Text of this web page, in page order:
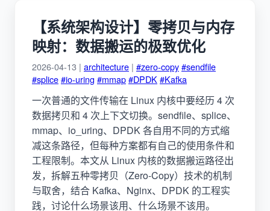
【系统架构设计】零拷贝与内存
映射：数据搬运的极致优化
2026-04-13 | architecture | #zero-copy#sendfile
#splice#io-uring #mmap#DPDK #Kafka
一次普通的文件传输在 Linux 内核中要经历 4 次
数据拷贝和 4 次上下文切换。sendfile、splice、
mmap、io_uring、DPDK 各自用不同的方式缩
减这条路径，但每种方案都有自己的使用条件和
工程限制。本文从 Linux 内核的数据搬运路径出
发，拆解五种零拷贝（Zero-Copy）技术的机制
与取舍，结合 Kafka、Nginx、DPDK 的工程实
践，讨论什么场景该用、什么场景不该用。